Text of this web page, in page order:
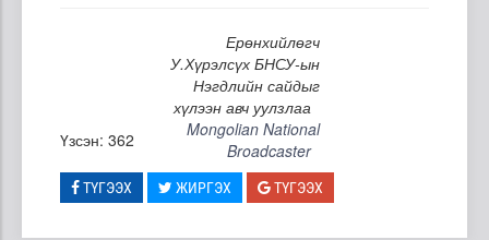
Ерөнхийлөгч
У.Хүрэлсүх БНСУ-ын
Нэгдлийн сайдыг
хүлээн авч уулзлаа
Үзсэн: 362
Mongolian National
Broadcaster
ТҮГЭЭХ ЖИРГЭХ ТҮГЭЭХ